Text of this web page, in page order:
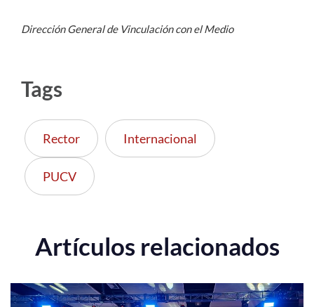
Dirección General de Vinculación con el Medio
Tags
Rector Internacional
PUCV
Artículos relacionados